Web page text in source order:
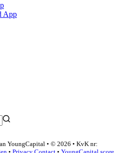
App
YoungCapital • © 2026 • KvK nr: